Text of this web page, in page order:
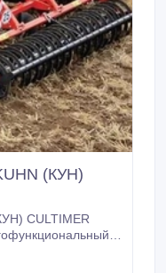
(КУН)
CULTIMER
в верхнем